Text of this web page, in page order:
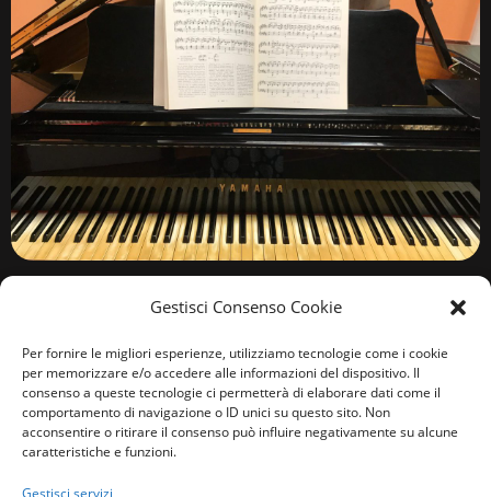
Gestisci Consenso Cookie
Per fornire le migliori esperienze, utilizziamo tecnologie come i cookie
per memorizzare e/o accedere alle informazioni del dispositivo. Il
consenso a queste tecnologie ci permetterà di elaborare dati come il
comportamento di navigazione o ID unici su questo sito. Non
acconsentire o ritirare il consenso può influire negativamente su alcune
caratteristiche e funzioni.
Gestisci servizi
ALTRI EVENTI